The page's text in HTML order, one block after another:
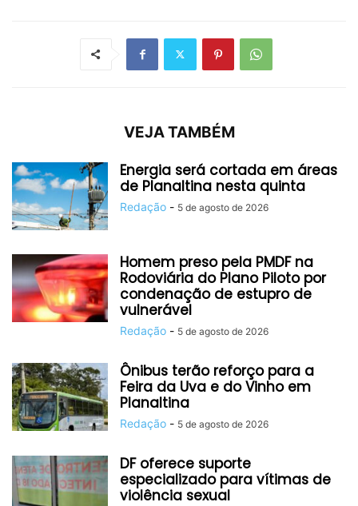
VEJA TAMBÉM
Energia será cortada em áreas
de Planaltina nesta quinta
Redação - 5 de agosto de 2026
Homem preso pela PMDF na
Rodoviária do Plano Piloto por
condenação de estupro de
vulnerável
Redação - 5 de agosto de 2026
Ônibus terão reforço para a
Feira da Uva e do Vinho em
Planaltina
Redação - 5 de agosto de 2026
DF oferece suporte
especializado para vítimas de
violência sexual